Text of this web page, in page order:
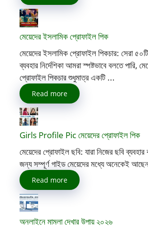
মেয়েদের ইসলামিক প্রোফাইল পিক
মেয়েদের ইসলামিক প্রোফাইল পিকচার: সেরা
ব্যবহার নির্দেশিকা আমরা স্পষ্টভাবে বলতে পারি,
প্রোফাইল পিকচার শুধুমাত্র একটি ...
Read more
Girls Profile Pic মেয়েদের প্রোফাইল পিক
মেয়েদের প্রোফাইল ছবি: যারা নিজের ছবি ব্যবহার
জন্য সম্পূর্ণ গাইড মেয়েদের মধ্যে অনেকেই
Read more
অনলাইনে মামলা দেখার উপায় ২০২৬